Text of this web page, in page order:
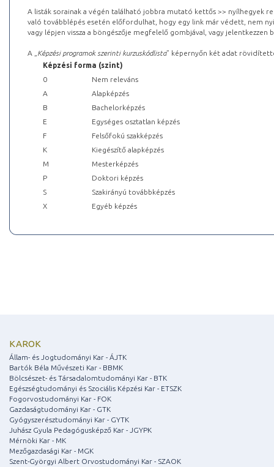
A listák sorainak a végén található jobbra mutató kettős >> nyílhegyek
való továbblépés esetén előfordulhat, hogy egy link már védett, nem
vagy lépjen vissza a böngészője megfelelő gombjával, vagy
A „ Képzési programok szerinti kurzuskódlista” képernyőn két adat
Képzési forma (szint)
0
Nem releváns
A
Alapképzés
B
Bachelorképzés
E
Egységes osztatlan képzés
F
Felsőfokú szakképzés
K
Kiegészítő alapképzés
M
Mesterképzés
P
Doktori képzés
S
Szakirányú továbbképzés
X
Egyéb képzés
KAROK
Állam- és Jogtudományi Kar - ÁJTK
Bartók Béla Művészeti Kar - BBMK
Bölcsészet- és Társadalomtudományi Kar - BTK
Egészségtudományi és Szociális Képzési Kar - ETSZK
Fogorvostudományi Kar - FOK
Gazdaságtudományi Kar - GTK
Gyógyszerésztudományi Kar - GYTK
Juhász Gyula Pedagógusképző Kar - JGYPK
Mérnöki Kar - MK
Mezőgazdasági Kar - MGK
Szent-Györgyi Albert Orvostudományi Kar - SZAOK